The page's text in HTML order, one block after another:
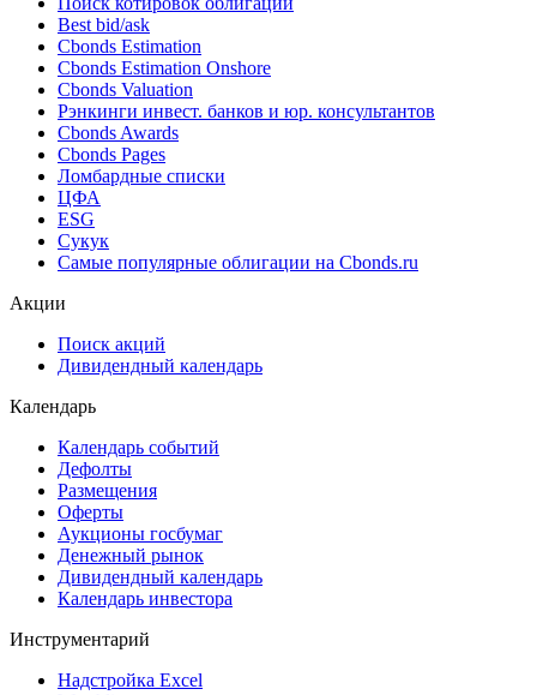
Поиск облигаций & Карты рынка
Поиск облигаций (ИИ)
Ближайшие размещения (Россия)
Поиск котировок облигаций
Best bid/ask
Cbonds Estimation
Cbonds Estimation Onshore
Cbonds Valuation
Рэнкинги инвест. банков и юр. консультантов
Cbonds Awards
Cbonds Pages
Ломбардные списки
ESG
Самые популярные облигации на Cbonds.ru
Дивидендный календарь
Календарь
Календарь событий
Дефолты
Размещения
Оферты
Денежный рынок
Календарь инвестора